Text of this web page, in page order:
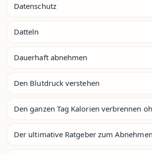
Datenschutz
Datteln
Dauerhaft abnehmen
Den Blutdruck verstehen
Den ganzen Tag Kalorien verbrennen
Der ultimative Ratgeber zum